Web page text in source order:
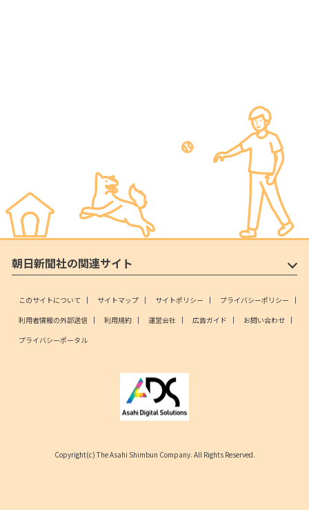
朝日新聞社の関連サイト
このサイトについて サイトマップ サイトポリシー
プライバシーポリシー
利用者情報の外部送信
利用規約 運営会社 広告ガイド
お問い合わせ
プライバシーポータル
Copyright(c) The Asahi Shimbun Company. All Rights Reserved.